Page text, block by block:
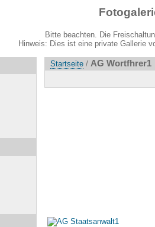
Bitte beachten. Die
Hinweis: Dies ist eine private Gallerie
Startseite / AG Wortfhrer1